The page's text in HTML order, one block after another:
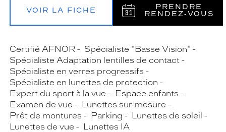
VOIR LA FICHE
PRENDRE
RENDEZ‑VOUS
Certifié AFNOR
Spécialiste "Basse Vision"
Spécialiste Adaptation lentilles de contact
Spécialiste en verres progressifs
Spécialiste en lunettes de protection
Expert du sport à la vue
Espace enfants
Examen de vue
Lunettes sur-mesure
Prêt de montures
Parking
Lunettes de soleil
Lunettes de vue
Lunettes IA